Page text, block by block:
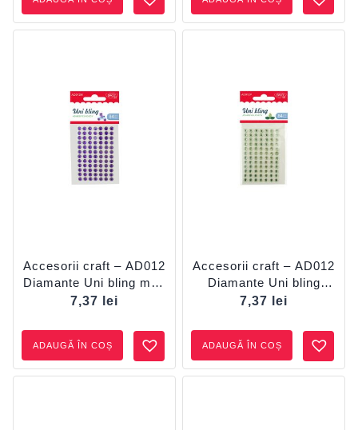
Accesorii craft – AD012
Diamante Uni bling mov
DACO
7,37 lei
ADAUGĂ ÎN COȘ
Accesorii craft – AD012
Diamante Uni bling
verde DACO
7,37 lei
ADAUGĂ ÎN COȘ